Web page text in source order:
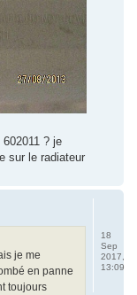
? je
sur le radiateur
je me
en panne
toujours
18
Sep
2017,
13:09